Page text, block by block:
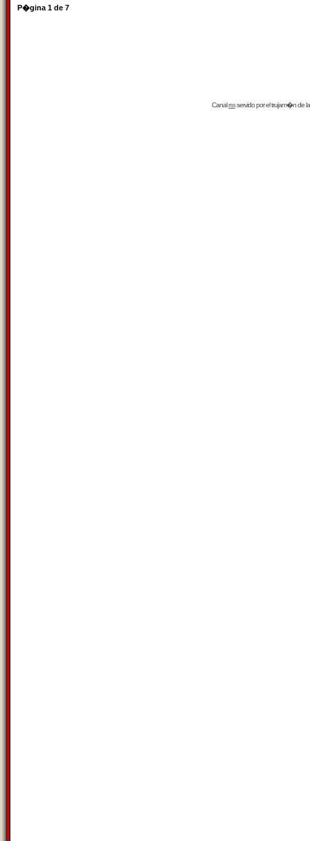
P�gina 1 de 7
Canalrssservido por eltrujam�nde